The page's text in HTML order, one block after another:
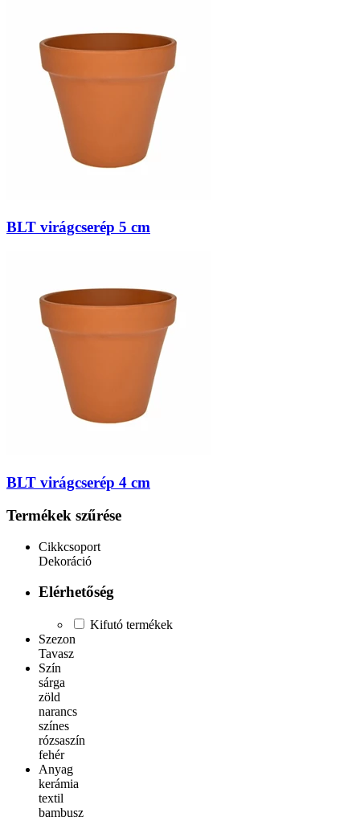
BLT virágcserép 5 cm
BLT virágcserép 4 cm
Termékek szűrése
Cikkcsoport
Dekoráció
Elérhetőség
Kifutó termékek
Szezon
Tavasz
Szín
sárga
zöld
narancs
színes
rózsaszín
fehér
Anyag
kerámia
textil
bambusz